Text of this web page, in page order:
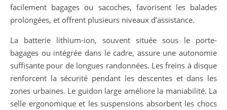
facilement bagages ou sacoches, favorisent les balades
prolongées, et offrent plusieurs niveaux d’assistance.
La batterie lithium-ion, souvent située sous le porte-
bagages ou intégrée dans le cadre, assure une autonomie
suffisante pour de longues randonnées. Les freins à disque
renforcent la sécurité pendant les descentes et dans les
zones urbaines. Le guidon large améliore la maniabilité. La
selle ergonomique et les suspensions absorbent les chocs